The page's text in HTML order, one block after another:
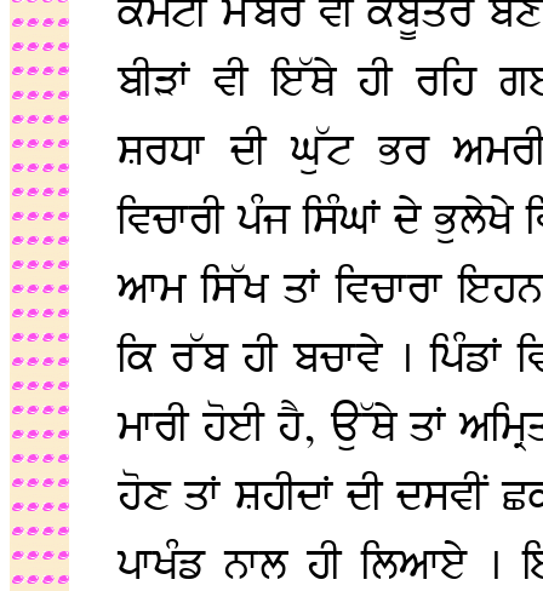
ਕਮੇਟੀ ਮੈਂਬਰ ਵੀ ਕਬੂਤਰ
ਬੀੜਾਂ ਵੀ ਇੱਥੇ ਹੀ ਰਹਿ
ਸ਼ਰਧਾ ਦੀ ਘੁੱਟ ਭਰ
ਵਿਚਾਰੀ ਪੰਜ ਸਿੰਘਾਂ ਦੇ
ਆਮ ਸਿੱਖ ਤਾਂ ਵਿਚਾਰਾ
ਕਿ ਰੱਬ ਹੀ ਬਚਾਵੇ ।
ਮਾਰੀ ਹੋਈ ਹੈ, ਉੱਥੇ ਤਾਂ
ਹੋਣ ਤਾਂ ਸ਼ਹੀਦਾਂ ਦੀ ਦਸਵੀਂ
ਪਾਖੰਡ ਨਾਲ ਹੀ ਲਿਆਏ ।